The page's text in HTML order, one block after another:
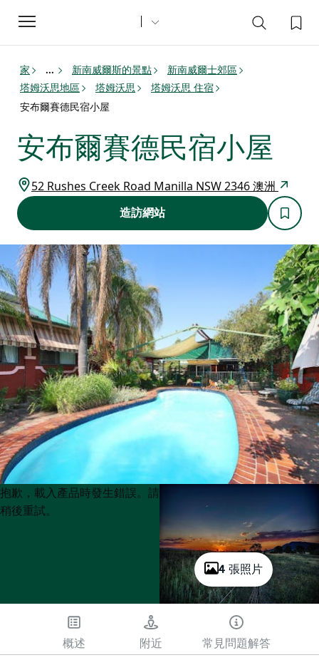
Toggle
navigation
家 ... 新南威爾斯的景點
新南威爾士郊區
塔姆沃思地區
塔姆沃思
塔姆沃思 住宿
安布爾賽德民宿小屋
安布爾賽德民宿小屋
52 Rushes Creek Road Manilla NSW 2346 澳洲
造訪網站
4 張照片
Product
List
Product
List
抱歉，載入產品時發生錯誤。請
稍後重試。
概述 附近 常見問題解答